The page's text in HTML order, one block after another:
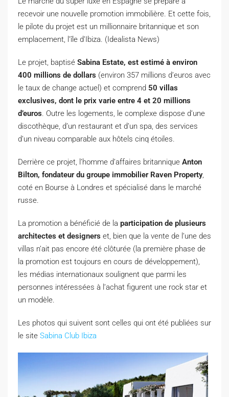
recevoir une nouvelle promotion immobilière. Et cette fois,
le pilote du projet est un millionnaire britannique et son
emplacement, l’île d’Ibiza. (Idealista News)
Le projet, baptisé Sabina Estate, est estimé à environ
400 millions de dollars (environ 357 millions d’euros avec
le taux de change actuel) et comprend 50 villas
exclusives, dont le prix varie entre 4 et 20 millions
d’euros. Outre les logements, le complexe dispose d’une
discothèque, d’un restaurant et d’un spa, des services
d’un niveau comparable aux hôtels cinq étoiles.
Derrière ce projet, l’homme d’affaires britannique Anton
Bilton, fondateur du groupe immobilier Raven Property,
coté en Bourse à Londres et spécialisé dans le marché
russe.
La promotion a bénéficié de la participation de plusieurs
architectes et designers et, bien que la vente de l’une des
villas n’ait pas encore été clôturée (la première phase de
la promotion est toujours en cours de développement),
les médias internationaux soulignent que parmi les
personnes intéressées à l’achat figurent une rock star et
un modèle.
Les photos qui suivent sont celles qui ont été publiées sur
le site Sabina Club Ibiza